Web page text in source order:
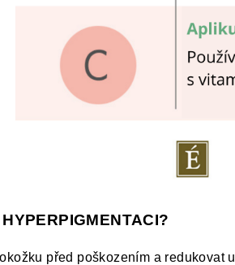
před poškozením a redukovat